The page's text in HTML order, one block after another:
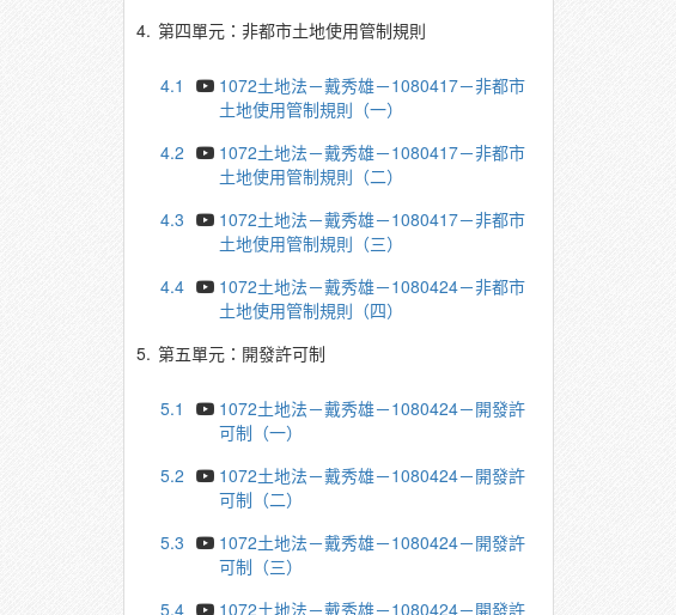
4. 第四單元：非都市土地使用管制規則
4.1
1072土地法－戴秀雄－1080417－非都市
土地使用管制規則（一）
4.2
1072土地法－戴秀雄－1080417－非都市
土地使用管制規則（二）
4.3
1072土地法－戴秀雄－1080417－非都市
土地使用管制規則（三）
4.4
1072土地法－戴秀雄－1080424－非都市
土地使用管制規則（四）
5. 第五單元：開發許可制
5.1
1072土地法－戴秀雄－1080424－開發許
可制（一）
5.2
1072土地法－戴秀雄－1080424－開發許
可制（二）
5.3
1072土地法－戴秀雄－1080424－開發許
可制（三）
5.4
1072土地法－戴秀雄－1080424－開發許